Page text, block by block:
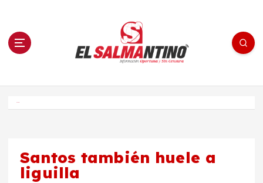
n El Salmantino - medios/noticias/editorial
Santos también huele a
liguilla